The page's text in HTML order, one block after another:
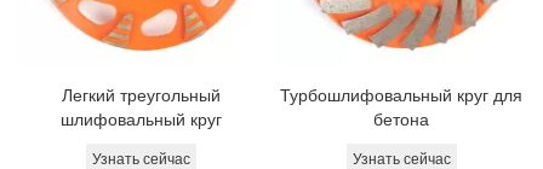
Легкий треугольный
шлифовальный круг
Узнать сейчас
Турбошлифовальный круг для
бетона
Узнать сейчас